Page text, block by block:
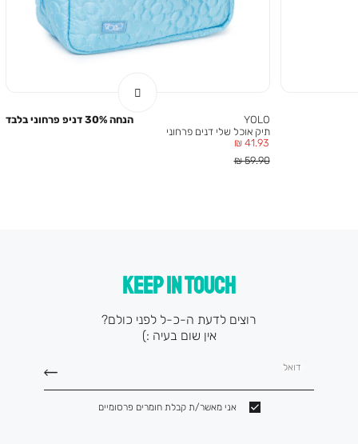
YOLO
הנחה 30% דניפ פרחוני בלבד
תיק אוכל שלי דנים פרחוני
מחיר
מוצר
41.93 ₪
מחיר
59.90 ₪
KEEP IN TOUCH
רוצים לדעת ה-כ-ל לפני כולם?
אין שום בעיה :)
דואל
אני מאשר/ת קבלת חומרים פרסומיים